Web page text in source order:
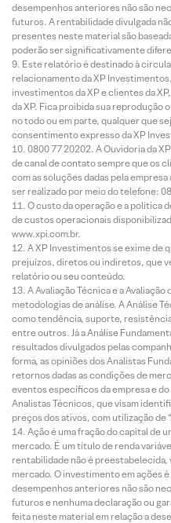
desempenhos anteriores não são
futuros. A rentabilidade divulgada
presentes neste material são
poderão ser significativamente
Este relatório é destinado à
relacionamento da XP
investimentos da XP e clientes da
da XP. Fica proibida sua reprodução
no todo ou em parte, qualquer que
consentimento expresso da XP
0800 77 20202. A Ouvidoria da
de canal de contato sempre que os
com as soluções dadas pela
ser realizado por meio do telefone:
O custo da operação e a política
de custos operacionais
www.xpi.com.br.
A XP Investimentos se exime de
prejuízos, diretos ou indiretos, que
relatório ou seu conteúdo.
A Avaliação Técnica e a
metodologias de análise. A Análise
como tendência, suporte,
entre outros. Já a Análise
resultados divulgados pelas
forma, as opiniões dos Analistas
retornos dadas as condições de
eventos específicos da empresa e
Analistas Técnicos, que visam
preços dos ativos, com utilização de
Ação é uma fração do capital de
mercado. É um título de renda
rentabilidade não é
mercado. O investimento em ações
desempenhos anteriores não são
futuros e nenhuma declaração ou
feita neste material em relação a